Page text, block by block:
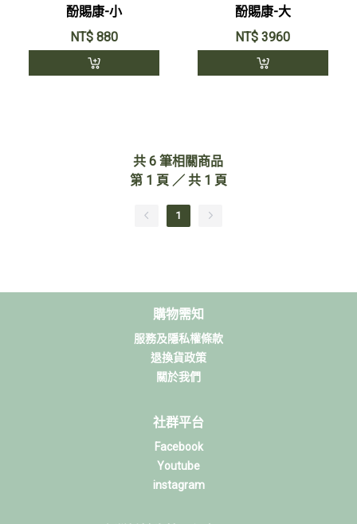
酚賜康-小
NT$880
酚賜康-大
NT$ 3960
共6 筆相關商品
第 1 頁 ／ 共 1 頁
1
購物需知
服務及隱私權條款
退換貨政策
關於我們
社群平台
Facebook
Youtube
instagram